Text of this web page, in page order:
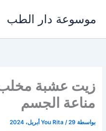
المحتوى
موسوعة دار الطب
زيت عشبة مخلب
مناعة الجسم
بواسطة You Rita /29 أبريل، 2024